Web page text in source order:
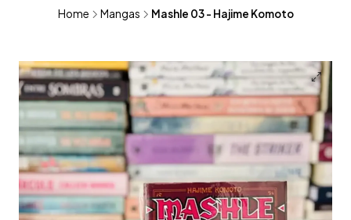
Home Mangas Mashle 03 - Hajime Komoto